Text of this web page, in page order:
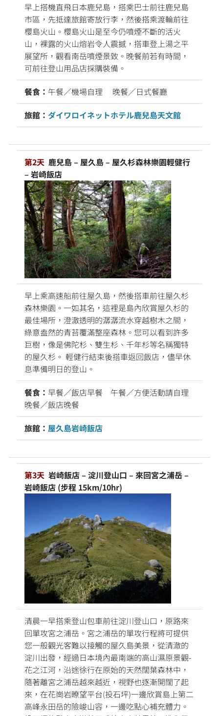
早上搭機直飛日本鹿兒島，搭乘巴士前往鹿兒島
市區，先抵達旅館寄放行李，然後搭乘渡輪前往
櫻島火山。櫻島火山是至今仍噴煙不斷的活火
山，裸露的火山熔岩令人震撼，搭車登上湯之平
展望所，觀看南岳噴煙景致。晚餐前若有時間，
可前往登山用品店採購裝備。
餐食： 午餐／機場自理 晚餐／日式餐廳
旅館： ダイワロイネットホテル鹿兒島天文館
第2天 鹿兒島 – 屋久島 – 屋久杉森林樂園輕健行
– 岩崎飯店
早上乘高速船前往屋久島，然後搭車前往屋久杉
森林樂園。一如其名，這裡是島內欣賞屋久杉的
最佳場所，澄澈透明的潺潺流水穿越樹木之間，
綠意盎然的青苔覆滿整座森林。您可以看到許多
巨樹，像是佛陀杉、雙生杉、千年杉等名稱獨特
的屋久杉。 輕健行結束後搭車返回飯店，儘早休
息準備明日的登山。
餐食： 早餐／飯店早餐 午餐／方便活動請自理
晚餐／飯店晚餐
旅館： 屋久島岩崎飯店
第3天 岩崎飯店 – 淀川登山口 – 來回宮之浦岳 –
岩崎飯店 (步程 15km/10hr)
清晨一早搭乘登山包車前往淀川登山口，原路來
回單攻宮之浦岳。宮之浦岳的單攻行程將可提供
您一般觀光客難以接觸的屋久島美景，從清澈的
淀川出發，經過日本境內最南端的高山濕原景觀-
花之江河，沿途徐行在原始的天然闊葉森林中，
隨著離宮之浦岳越來越近，視野也逐漸開闊了起
來，在花崗岩瞭望平台(投石坪)一邊欣賞島上第二
高峰永田岳的險峻山容，一邊吃點心補充體力。